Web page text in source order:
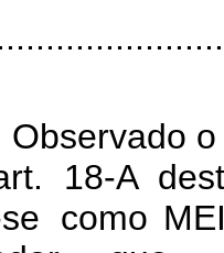
Observado o
18-A
como